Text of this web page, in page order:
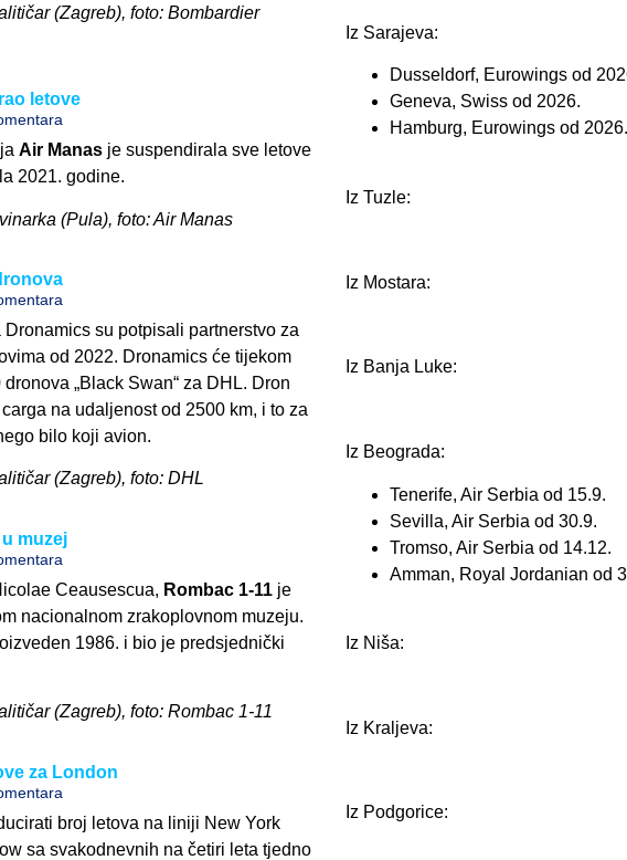
(Zagreb), foto: Bombardier
letove
Air Manasje suspendirala sve letove
2021. godine.
(Pula), foto: Air Manas
su potpisali partnerstvo za
od 2022. Dronamics će tijekom
„Black Swan“ za DHL. Dron
na udaljenost od 2500 km, i to za
bilo koji avion.
(Zagreb), foto: DHL
muzej
Ceausescua, Rombac 1-11je
nacionalnom zrakoplovnom muzeju.
1986. i bio je predsjednički
(Zagreb), foto: Rombac 1-11
za London
broj letova na liniji New York
sa svakodnevnih na četiri leta tjedno
Iz Sarajeva:
Dusseldorf, Eurowings od
Geneva, Swiss od 2026.
Hamburg, Eurowings od 2026.
Iz Tuzle:
Iz Mostara:
Iz Banja Luke:
Iz Beograda:
Tenerife, Air Serbia od 15.9.
Sevilla, Air Serbia od 30.9.
Tromso, Air Serbia od 14.12.
Amman, Royal Jordanian od
Iz Niša:
Iz Kraljeva:
Iz Podgorice: